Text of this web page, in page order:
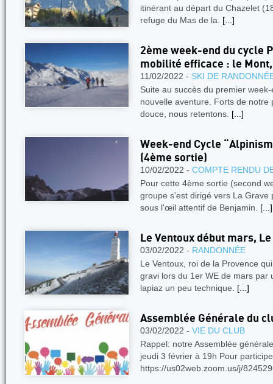
itinérant au départ du Chazelet
refuge du Mas de la. [...]
2ème week-end du cycle
mobilité efficace : le
11/02/2022 - SKI DE
Suite au succès du premier
nouvelle aventure. Forts de
douce, nous retentons. [...]
Week-end Cycle
(4ème sortie)
10/02/2022 - COMPTE RENDU
Pour cette 4ème sortie (second
groupe s’est dirigé vers La
sous l'œil attentif de Benjamin. [...]
Le Ventoux début mars,
03/02/2022 - RANDONNÉE
Le Ventoux, roi de la Provence
gravi lors du 1er WE de mars par
lapiaz un peu technique. [...]
Assemblée Générale du
03/02/2022 - VIE DU CLUB
Rappel: notre Assemblée
jeudi 3 février à 19h Pour
https://us02web.zoom.us/j/